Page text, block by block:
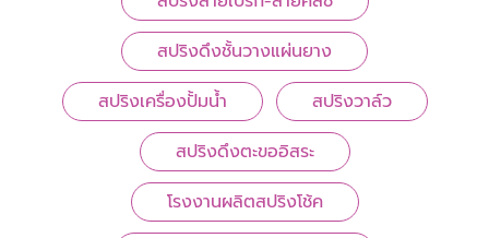
สปริงดึงชั้นวางแผ่นยาง
สปริงเครื่องปั้มน้ำ
สปริงวาล์ว
สปริงดึงตะขออิสระ
โรงงานผลิตสปริงโช้ค